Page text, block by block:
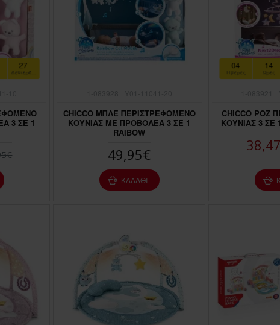
25
Δευτερόλεπτα
3 ΣΕ 1
CHICCO ΜΠΛΕ ΠΕΡΙΣΤΡΕΦΟΜΕΝΟ
ΚΟΥΝΙΑΣ ΜΕ ΠΡΟΒΟΛΕΑ 3 ΣΕ 1
RAIBOW
49,95€
ΚΑΛΆΘΙ
04
Ημέρες
14
Ώρες
CHICCO ΡΟΖ
ΚΟΥΝΙΑΣ 3 ΣΕ